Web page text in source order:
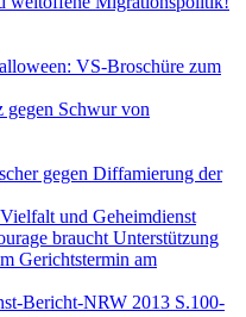
VS-Broschüre zum
gegen Schwur von
gegen Diffamierung der
und Geheimdienst
braucht Unterstützung
Gerichtstermin am
Bericht-NRW 2013 S.100-